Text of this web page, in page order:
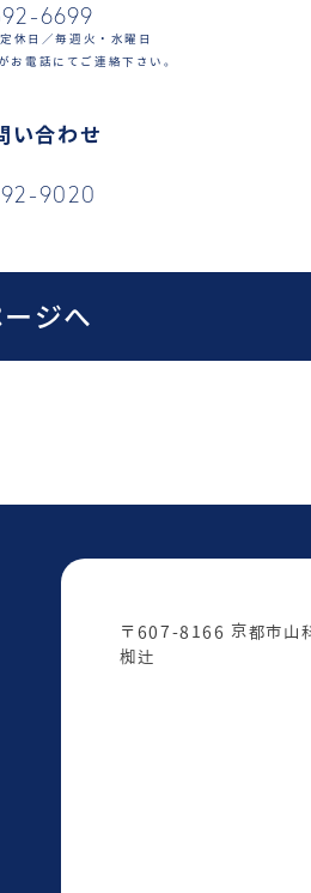
6699
日／毎週火・水曜日
お電話にてご連絡下さい。
い合わせ
9020
ージへ
〒607-8166 京都市山
椥辻